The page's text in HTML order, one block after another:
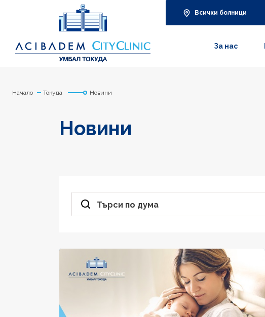
Всички болници
За нас
Начало Токуда Новини
Новини
Търси по дума